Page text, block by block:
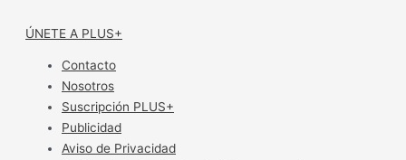
ÚNETE A PLUS+
Contacto
Nosotros
Suscripción PLUS+
Publicidad
Aviso de Privacidad